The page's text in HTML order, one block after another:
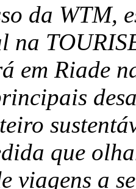
da WTM,
na
em Riade
que
viagens a